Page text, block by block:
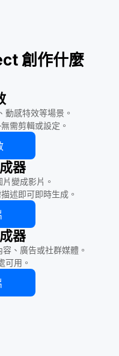
創作什麼
動感特效等場景。
需剪輯或設定。
器
變成影片。
述即可即時生成。
器
、廣告或社群媒體。
可用。